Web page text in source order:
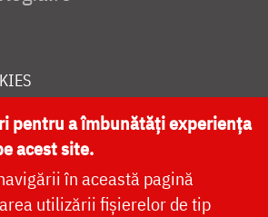
CATEDRALA NAȚIONALĂ
pentru a îmbunătăți experiența
acest site.
în această pagină
utilizării fișierelor de tip